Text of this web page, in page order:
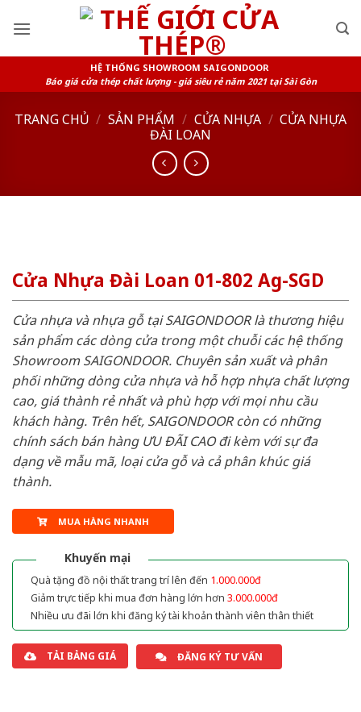
HỆ THỐNG SHOWROOM SAIGONDOOR
Báo giá cửa thép chất lượng - giá siêu rẻ năm 2021 tại Sài Gòn
TRANG CHỦ / SẢN PHẨM / CỬA NHỰA / CỬA NHỰA
ĐÀI LOAN
Cửa Nhựa Đài Loan 01-802 Ag-SGD
Cửa nhựa và nhựa gỗ tại SAIGONDOOR là thương hiệu
sản phẩm các dòng cửa trong một chuỗi các hệ thống
Showroom SAIGONDOOR. Chuyên sản xuất và phân
phối những dòng cửa nhựa và hỗ hợp nhựa chất lượng
cao, giá thành rẻ nhất và phù hợp với mọi nhu cầu
khách hàng. Trên hết, SAIGONDOOR còn có những
chính sách bán hàng ƯU ĐÃI CAO đi kèm với sự đa
dạng về mẫu mã, loại cửa gỗ và cả phân khúc giá
thành.
MUA HÀNG NHANH
Khuyến mại
Quà tặng đồ nội thất trang trí lên đến 1.000.000đ
Giảm trực tiếp khi mua đơn hàng lớn hơn 3.000.000đ
Nhiều ưu đãi lớn khi đăng ký tài khoản thành viên thân thiết
TẢI BẢNG GIÁ ĐĂNG KÝ TƯ VẤN